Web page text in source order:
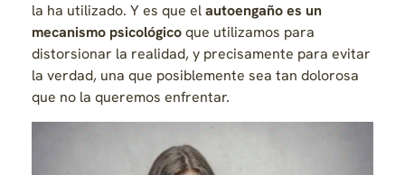
la ha utilizado. Y es que elautoengaño es un
mecanismo psicológicoque utilizamos para
distorsionar la realidad, y precisamente para evitar
la verdad, una que posiblemente sea tan dolorosa
que no la queremos enfrentar.